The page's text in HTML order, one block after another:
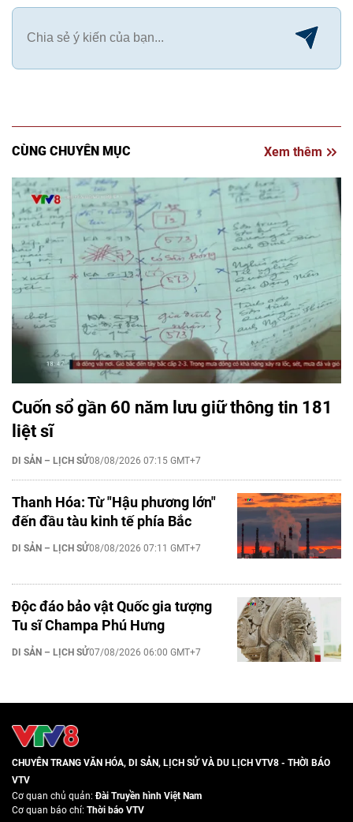
CÙNG CHUYÊN MỤC Xem thêm
Cuốn sổ gần 60 năm lưu giữ thông tin 181
liệt sĩ
DI SẢN – LỊCH SỬ08/08/2026 07:15 GMT+7
Thanh Hóa: Từ "Hậu phương lớn"
đến đầu tàu kinh tế phía Bắc
DI SẢN – LỊCH SỬ08/08/2026 07:11 GMT+7
Độc đáo bảo vật Quốc gia tượng
Tu sĩ Champa Phú Hưng
DI SẢN – LỊCH SỬ07/08/2026 06:00 GMT+7
CHUYÊN TRANG VĂN HÓA, DI SẢN, LỊCH SỬ VÀ DU LỊCH VTV8 - THỜI BÁO
VTV
Cơ quan chủ quản:Đài Truyền hình Việt Nam
Cơ quan báo chí: Thời báo VTV